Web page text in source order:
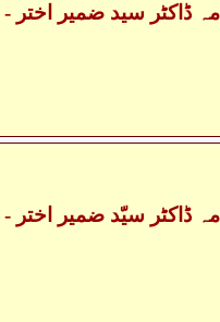
- علامہ ڈاکٹر سید ضمیر اختر
- علامہ ڈاکٹر سیّد ضمیر اختر